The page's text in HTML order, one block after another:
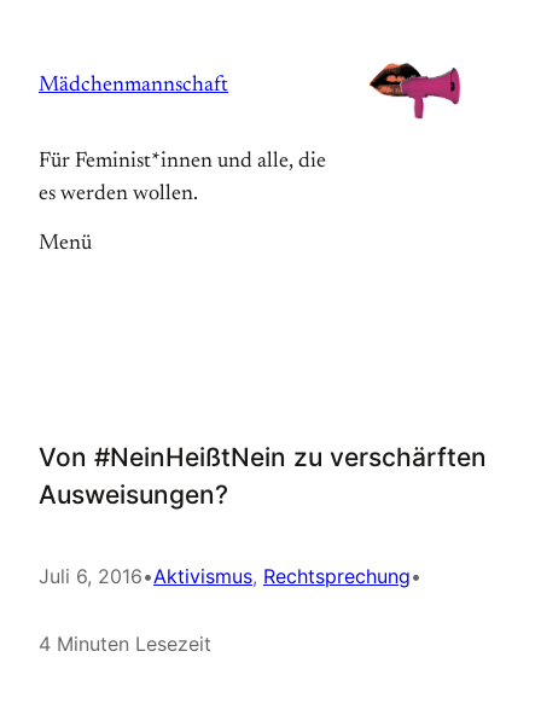
springen
Mädchenmannschaft
Für Feminist*innen und alle, die
es werden wollen.
Menü
Von #NeinHeißtNein zu verschärften
Ausweisungen?
Juli 6, 2016•Aktivismus, Rechtsprechung•
4 Minuten Lesezeit